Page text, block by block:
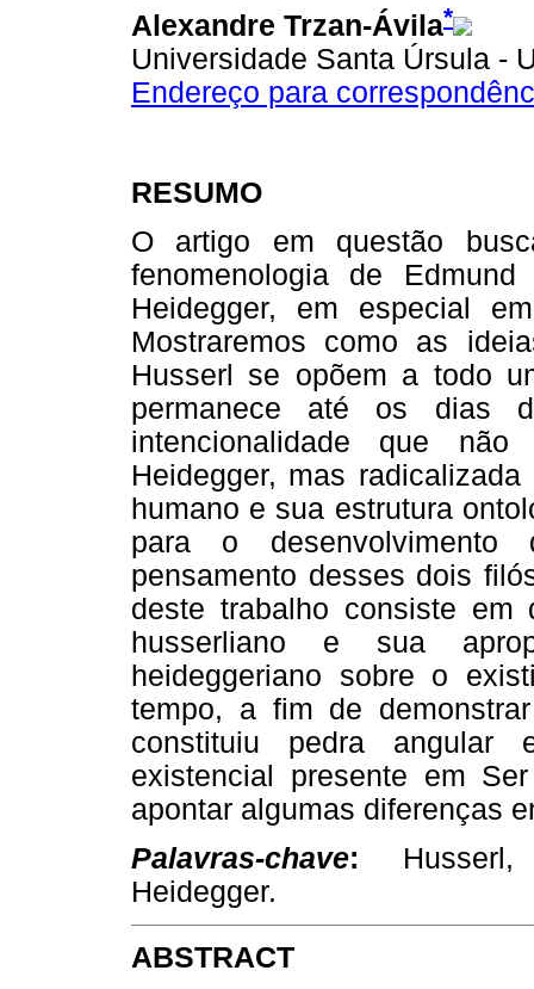
Alexandre Trzan-Ávila*
Universidade Santa Úrsula -
Endereço para
RESUMO
O artigo em questão
fenomenologia de
Heidegger, em especial
Mostraremos como as
Husserl se opõem a todo
permanece até os dias
intencionalidade que
Heidegger, mas
humano e sua estrutura
para o
pensamento desses dois
deste trabalho consiste em
husserliano e sua
heideggeriano sobre o
tempo, a fim de
constituiu pedra angular
existencial presente em
apontar algumas diferenças
Palavras-chave: Husserl,
Heidegger.
ABSTRACT